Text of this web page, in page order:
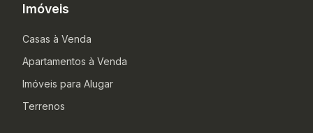
Imóveis
Casas à Venda
Apartamentos à Venda
Imóveis para Alugar
Terrenos